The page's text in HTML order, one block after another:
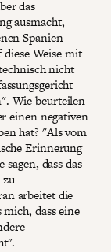
das
ausmacht,
Spanien
diese Weise mit
nicht
Wie beurteilen
einen negativen
hat? "Als vom
Erinnerung
dass das
zu
arbeitet die
dass eine